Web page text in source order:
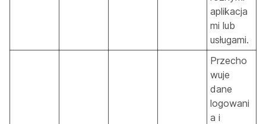
aplikacja
mi lub
usługami.
Przecho
wuje
dane
logowani
a i